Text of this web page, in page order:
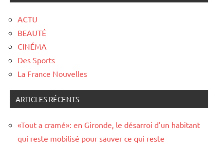
ACTU
BEAUTÉ
CINÉMA
Des Sports
La France Nouvelles
ARTICLES RÉCENTS
«Tout a cramé»: en Gironde, le désarroi d’un habitant
qui reste mobilisé pour sauver ce qui reste